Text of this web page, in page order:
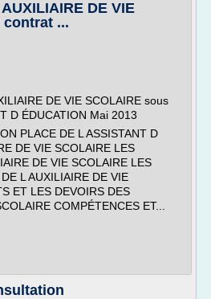
DE VIE
contrat ...
DE VIE SCOLAIRE sous
D ÉDUCATION Mai 2013
PLACE DE L ASSISTANT D
DE VIE SCOLAIRE LES
DE VIE SCOLAIRE LES
L AUXILIAIRE DE VIE
ET LES DEVOIRS DES
COMPÉTENCES ET...